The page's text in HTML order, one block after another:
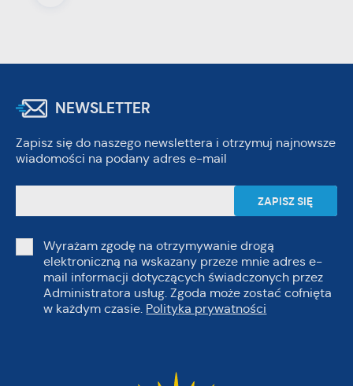
NEWSLETTER
Zapisz się do naszego newslettera i otrzymuj najnowsze
wiadomości na podany adres e-mail
Wyrażam zgodę na otrzymywanie drogą
elektroniczną na wskazany przeze mnie adres e-
mail informacji dotyczących świadczonych przez
Administratora usług. Zgoda może zostać cofnięta
w każdym czasie. Polityka prywatności